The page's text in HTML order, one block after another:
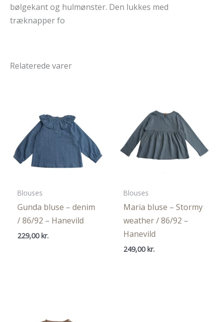
bølgekant og hulmønster. Den lukkes med
træknapper fo
Relaterede varer
Blouses
Gunda bluse – denim
/ 86/92 – Hanevild
229,00kr.
Blouses
Maria bluse – Stormy
weather / 86/92 –
Hanevild
249,00kr.